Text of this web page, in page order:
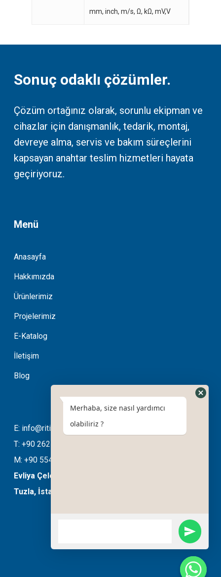
mm, inch, m/s, Ω, kΩ, mV,V
Sonuç odaklı çözümler.
Çözüm ortağınız olarak, sorunlu ekipman ve
cihazlar için danışmanlık, tedarik, montaj,
devreye alma, servis ve bakım süreçlerini
kapsayan anahtar teslim hizmetleri hayata
geçiriyoruz.
Menü
Anasayfa
Hakkımızda
Ürünlerimiz
Projelerimiz
E-Katalog
İletişim
Blog
E: info@ritimotomasyon.com
T: +90 262 643 20 94
M: +90 554 508 76 03
Evliya Çelebi Mahallesi Ela Sokak No:11/B
Tuzla, İstanbul, Türkiye
Merhaba, size nasıl yardımcı
olabiliriz ?